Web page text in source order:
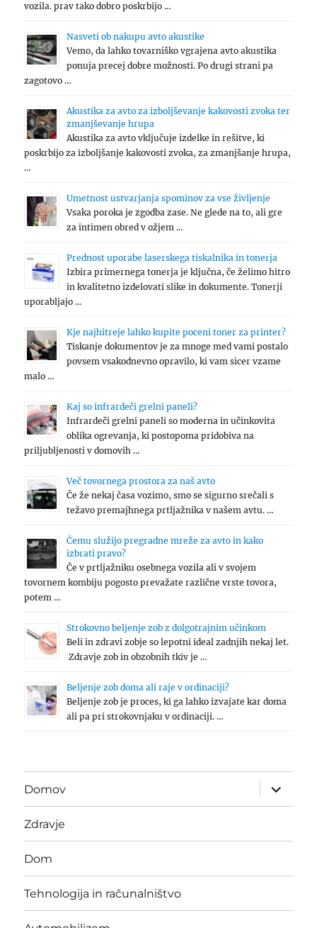
vozila. prav tako dobro poskrbijo …
Nasveti ob nakupu avto akustike
Vemo, da lahko tovarniško vgrajena avto akustika
ponuja precej dobre možnosti. Po drugi strani pa
zagotovo …
Akustika za avto za izboljševanje kakovosti zvoka ter
zmanjševanje hrupa
Akustika za avto vključuje izdelke in rešitve, ki
poskrbijo za izboljšanje kakovosti zvoka, za zmanjšanje hrupa,
…
Umetnost ustvarjanja spominov za vse življenje
Vsaka poroka je zgodba zase. Ne glede na to, ali gre
za intimen obred v ožjem …
Prednost uporabe laserskega tiskalnika in tonerja
Izbira primernega tonerja je ključna, če želimo hitro
in kvalitetno izdelovati slike in dokumente. Tonerji
uporabljajo …
Kje najhitreje lahko kupite poceni toner za printer?
Tiskanje dokumentov je za mnoge med vami postalo
povsem vsakodnevno opravilo, ki vam sicer vzame
malo …
Kaj so infrardeči grelni paneli?
Infrardeči grelni paneli so moderna in učinkovita
oblika ogrevanja, ki postopoma pridobiva na
priljubljenosti v domovih …
Več tovornega prostora za naš avto
Če že nekaj časa vozimo, smo se sigurno srečali s
težavo premajhnega prtljažnika v našem avtu. …
Čemu služijo pregradne mreže za avto in kako
izbrati pravo?
Če v prtljažniku osebnega vozila ali v svojem
tovornem kombiju pogosto prevažate različne vrste tovora,
potem …
Strokovno beljenje zob z dolgotrajnim učinkom
Beli in zdravi zobje so lepotni ideal zadnjih nekaj let.
Zdravje zob in obzobnih tkiv je …
Beljenje zob doma ali raje v ordinaciji?
Beljenje zob je proces, ki ga lahko izvajate kar doma
ali pa pri strokovnjaku v ordinaciji. …
Domov
expand
child
menu
Zdravje
Dom
Tehnologija in računalništvo